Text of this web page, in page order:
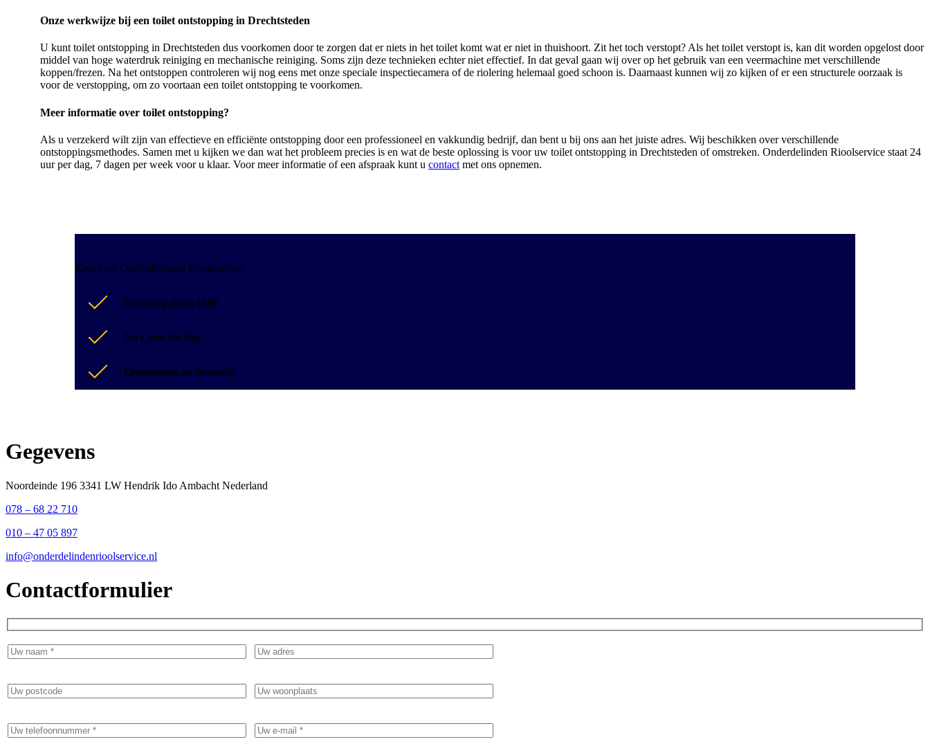
Onze werkwijze bij een toilet ontstopping in Drechtsteden
U kunt toilet ontstopping in Drechtsteden dus voorkomen door te zorgen dat er niets in het toilet komt wat er niet in thuishoort. Zit het toch verstopt? Als het toilet verstopt is, kan dit worden opgelost door
middel van hoge waterdruk reiniging en mechanische reiniging. Soms zijn deze technieken echter niet effectief. In dat geval gaan wij over op het gebruik van een veermachine met verschillende
koppen/frezen. Na het ontstoppen controleren wij nog eens met onze speciale inspectiecamera of de riolering helemaal goed schoon is. Daarnaast kunnen wij zo kijken of er een structurele oorzaak is
voor de verstopping, om zo voortaan een toilet ontstopping te voorkomen.
Meer informatie over toilet ontstopping?
Als u verzekerd wilt zijn van effectieve en efficiënte ontstopping door een professioneel en vakkundig bedrijf, dan bent u bij ons aan het juiste adres. Wij beschikken over verschillende
ontstoppingsmethodes. Samen met u kijken we dan wat het probleem precies is en wat de beste oplossing is voor uw toilet ontstopping in Drechtsteden of omstreken. Onderdelinden Rioolservice staat 24
uur per dag, 7 dagen per week voor u klaar. Voor meer informatie of een afspraak kunt u contact met ons opnemen.
Kies voor Onderdelinden Rioolservice
Ervaring sinds 1986
No Cure No Pay
Ontstoppen en inspectie
Gegevens
Noordeinde 196 3341 LW Hendrik Ido Ambacht Nederland
078 – 68 22 710
010 – 47 05 897
info@onderdelindenrioolservice.nl
Contactformulier